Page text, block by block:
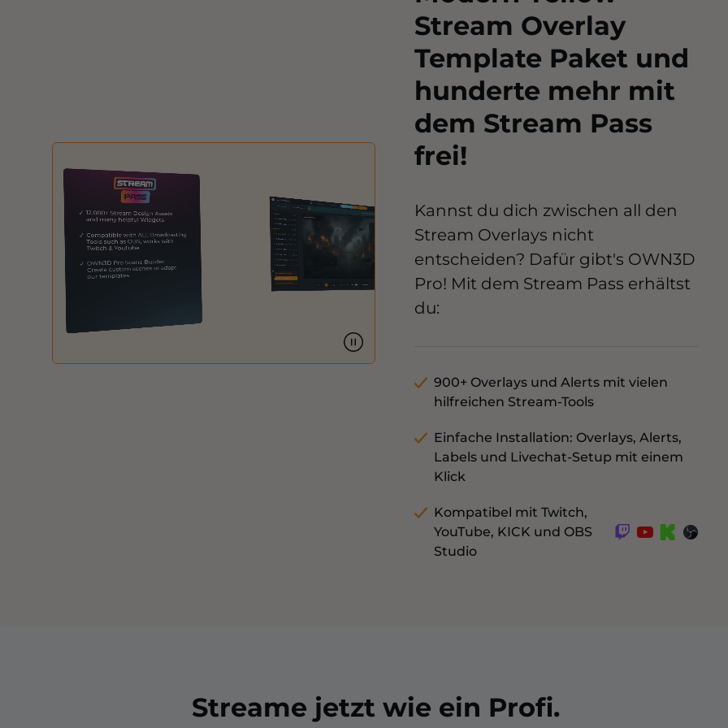
Stream Overlay
Template Paket und
hunderte mehr mit
dem Stream Pass
frei!
Kannst du dich zwischen all den
Stream Overlays nicht
entscheiden? Dafür gibt's OWN3D
Pro! Mit dem Stream Pass erhältst
du:
900+ Overlays und Alerts mit vielen
hilfreichen Stream-Tools
Einfache Installation: Overlays, Alerts,
Labels und Livechat-Setup mit einem
Klick
Kompatibel mit Twitch,
YouTube, KICK und OBS
Studio
Streame jetzt wie ein Profi.